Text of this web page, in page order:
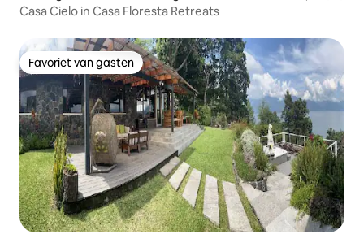
Casa Cielo in Casa Floresta Retreats
Favoriet van gasten
Favoriet van gasten